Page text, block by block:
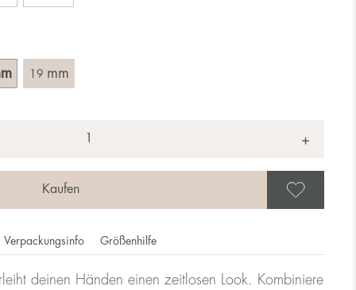
19 mm
+
Verpackungsinfo Größenhilfe
deinen Händen einen zeitlosen Look. Kombiniere